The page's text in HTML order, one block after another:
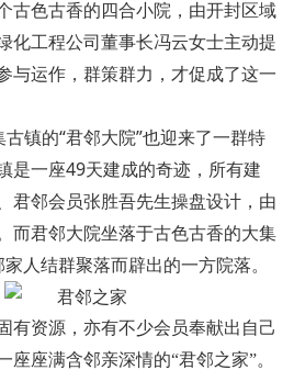
古色古香的四合小院，由开封区域
化工程公司董事长冯云女士主动提
与运作，群策群力，才促成了这一
古镇的“君邻大院”也迎来了一群特
是一座49天建成的奇迹，所有建
君邻会员张胜吾先生操盘设计，由
而君邻大院坐落于古色古香的大集
人结群聚落而辟出的一方院落。
有资源，亦有不少会员奉献出自己
座座满含邻亲深情的“君邻之家”。